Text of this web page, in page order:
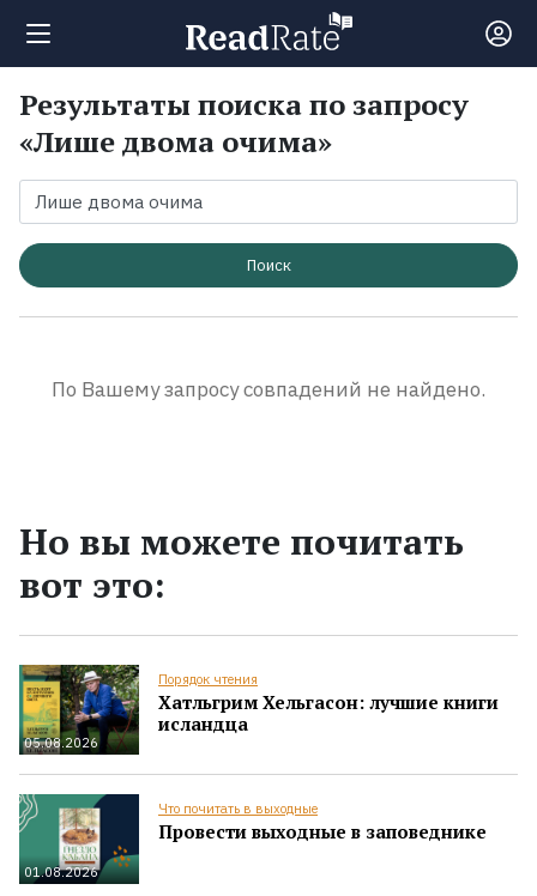
Поиск
Новости
Рейтинги
Результаты поиска по запросу
«Лише двома очима»
Поиск
По Вашему запросу совпадений не найдено.
Но вы можете почитать
вот это:
05.08.2026
Порядок чтения
Хатльгрим Хельгасон: лучшие книги
исландца
01.08.2026
Что почитать в выходные
Провести выходные в заповеднике